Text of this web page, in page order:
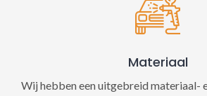
Materiaal
Wij hebben een uitgebreid materiaal-